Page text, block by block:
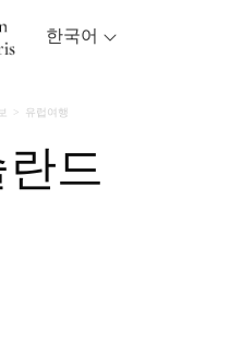
한국어
유럽여행
란드